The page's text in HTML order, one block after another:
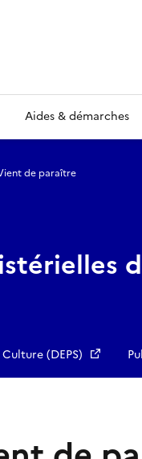
Aides & démarches
de paraître
(DEPS)